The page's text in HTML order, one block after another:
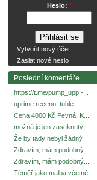
Heslo: *
Vytvořit nový účet
Zaslat nové heslo
Poslední komentáře
https://t.me/pump_upp -...
uprime receno, tuhle...
Cena 4000 Kč Pevná. K...
možná je jen zaseknutý...
Že by tady nebyl žádný
Zdravím, mám podobný...
Zdravím, mám podobný...
Téměř jako malba včetně